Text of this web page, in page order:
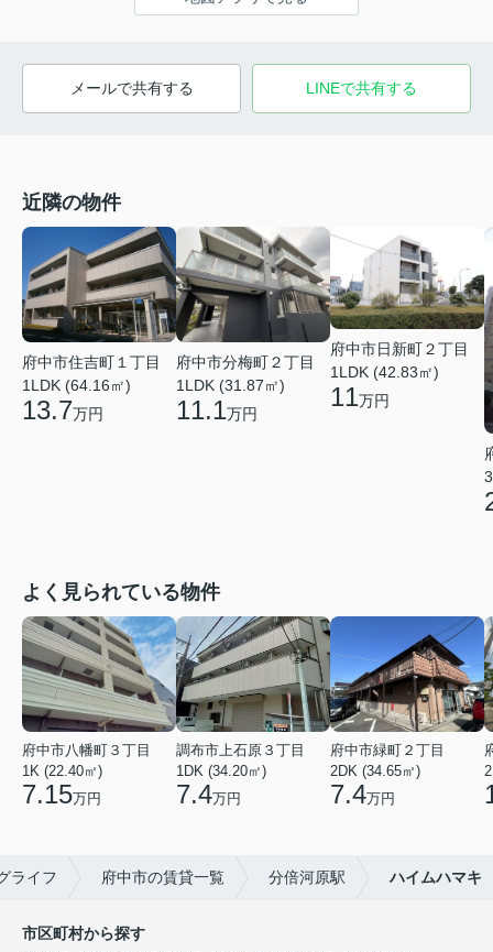
メールで共有する LINEで共有する
近隣の物件
府中市住吉町１丁目
1LDK (64.16㎡)
13.7万円
府中市分梅町２丁目
1LDK (31.87㎡)
11.1万円
府中市日新町２丁目
1LDK (42.83㎡)
11万円
よく見られている物件
府中市八幡町３丁目
1K (22.40㎡)
7.15万円
調布市上石原３丁目
1DK (34.20㎡)
7.4万円
府中市緑町２丁目
2DK (34.65㎡)
7.4万円
ライフ 府中市の賃貸一覧 分倍河原駅 ハイムハマキ
市区町村から探す